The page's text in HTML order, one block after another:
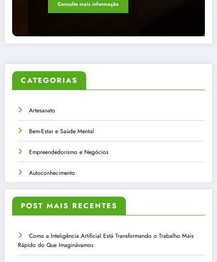
Consulte mais informação
CATEGORIAS
Artesanato
Bem-Estar e Saúde Mental
Empreendedorismo e Negócios
Autoconhecimento
POST MAIS RECENTES
Como a Inteligência Artificial Está Transformando o Trabalho Mais
Rápido do Que Imaginávamos